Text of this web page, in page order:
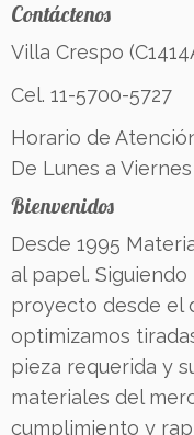
Contáctenos
Villa Crespo
Cel. 11-5700-5727
Horario de
De Lunes a
Bienvenidos
Desde 1995
al papel.
proyecto desde el
optimizamos
pieza requerida y
materiales del
cumplimiento y